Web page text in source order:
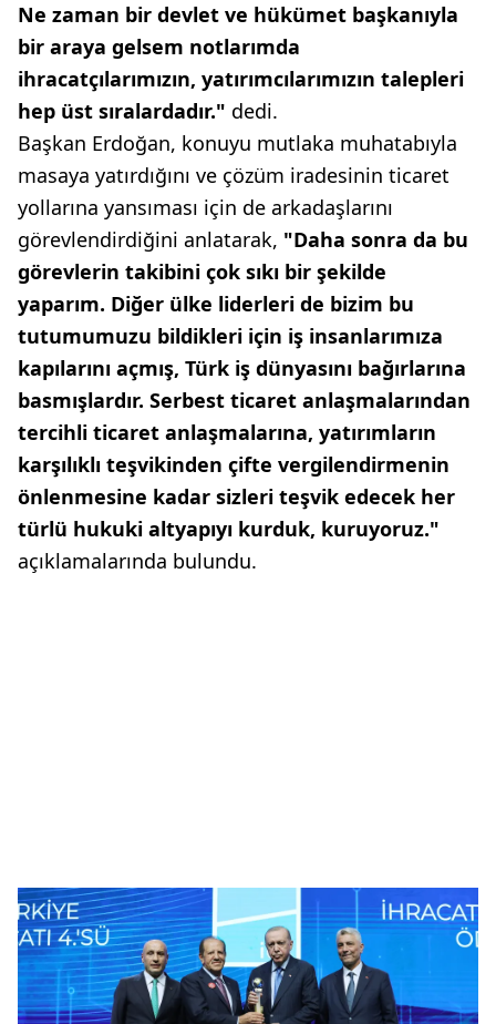
Ne zaman bir devlet ve hükümet başkanıyla
bir araya gelsem notlarımda
ihracatçılarımızın, yatırımcılarımızın talepleri
hep üst sıralardadır." dedi.
Başkan Erdoğan, konuyu mutlaka muhatabıyla
masaya yatırdığını ve çözüm iradesinin ticaret
yollarına yansıması için de arkadaşlarını
görevlendirdiğini anlatarak, "Daha sonra da bu
görevlerin takibini çok sıkı bir şekilde
yaparım. Diğer ülke liderleri de bizim bu
tutumumuzu bildikleri için iş insanlarımıza
kapılarını açmış, Türk iş dünyasını bağırlarına
basmışlardır. Serbest ticaret anlaşmalarından
tercihli ticaret anlaşmalarına, yatırımların
karşılıklı teşvikinden çifte vergilendirmenin
önlenmesine kadar sizleri teşvik edecek her
türlü hukuki altyapıyı kurduk, kuruyoruz."
açıklamalarında bulundu.